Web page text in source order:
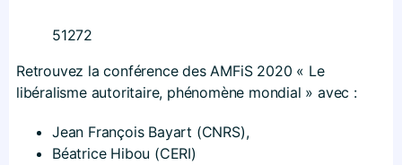
51272
Retrouvez la conférence des AMFiS 2020 « Le
libéralisme autoritaire, phénomène mondial » avec :
Jean François Bayart (CNRS),
Béatrice Hibou (CERI)